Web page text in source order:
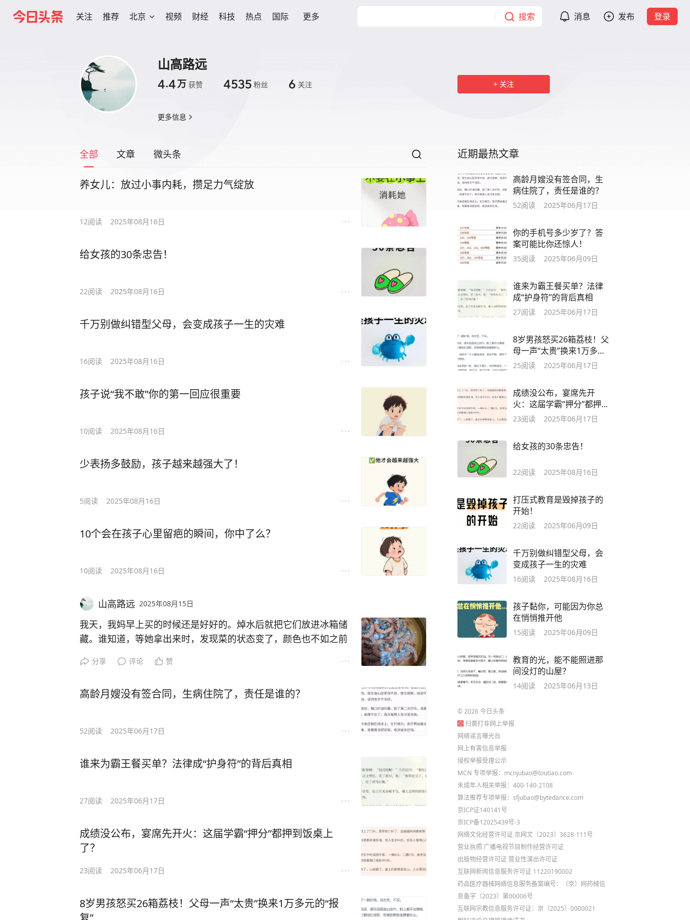
关注 推荐 北京 视频 财经 科技 热点 国际 更多 搜索 消息 发布 登录
山高路远
4.4万 获赞 4535 粉丝 6 关注
更多信息
关注
全部 文章 微头条
养女儿：放过小事内耗，攒足力气绽放
12阅读 2025年08月16日
给女孩的30条忠告！
22阅读 2025年08月16日
千万别做纠错型父母，会变成孩子一生的灾难
16阅读 2025年08月16日
孩子说“我不敢”你的第一回应很重要
10阅读 2025年08月16日
少表扬多鼓励，孩子越来越强大了！
5阅读 2025年08月16日
10个会在孩子心里留疤的瞬间，你中了么？
10阅读 2025年08月16日
山高路远 2025年08月15日
我天，我妈早上买的时候还是好好的。焯水后就把它们放进冰箱储
藏。谁知道，等她拿出来时，发现菜的状态变了，颜色也不如之前
了，谁有类似的经验可以分享一下吗？
分享 评论 赞
高龄月嫂没有签合同，生病住院了，责任是谁的？
52阅读 2025年06月17日
谁来为霸王餐买单？法律成“护身符”的背后真相
27阅读 2025年06月17日
成绩没公布，宴席先开火：这届学霸“押分”都押到饭桌上
了？
23阅读 2025年06月17日
8岁男孩怒买26箱荔枝！父母一声“太贵”换来1万多元的“报
近期最热文章
高龄月嫂没有签合同，生
病住院了，责任是谁的？
52阅读 2025年06月17日
你的手机号多少岁了？答
案可能比你还惊人！
35阅读 2025年06月09日
谁来为霸王餐买单？法律
成“护身符”的背后真相
27阅读 2025年06月17日
8岁男孩怒买26箱荔枝！父
母一声“太贵”换来1万多元
的“报复”
25阅读 2025年06月17日
成绩没公布，宴席先开
火：这届学霸“押分”都押到
饭桌上了？
23阅读 2025年06月17日
给女孩的30条忠告！
22阅读 2025年08月16日
打压式教育是毁掉孩子的
开始！
22阅读 2025年06月09日
千万别做纠错型父母，会
变成孩子一生的灾难
16阅读 2025年08月16日
孩子黏你，可能因为你总
在悄悄推开他
15阅读 2025年06月09日
教育的光，能不能照进那
间没灯的山屋？
14阅读 2025年06月13日
©2026今日头条
扫黄打非网上举报
网络谣言曝光台
网上有害信息举报
侵权举报受理公示
MCN 专项举报：mcnjubao@toutiao.com
未成年人相关举报：400-140-2108
算法推荐专项举报：sfjubao@bytedance.com
京ICP证140141号
京ICP备12025439号-3
网络文化经营许可证 京网文〔2023〕3628-111号
营业执照 广播电视节目制作经营许可证
出版物经营许可证 营业性演出许可证
互联网新闻信息服务许可证 11220190002
药品医疗器械网络信息服务备案编号：（京）网药械信
息备字（2023）第00006号
互联网宗教信息服务许可证：京（2025）0000021